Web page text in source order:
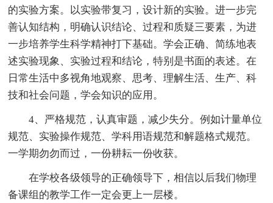
的实验方案。以实验带复习，设计新的实验。进一步完
善认知结构，明确认识结论、过程和质疑三要素，为进
一步培养学生科学精神打下基础。学会正确、简练地表
述实验现象、实验过程和结论，特别是书面的表述。在
日常生活中多视角地观察、思考、理解生活、生产、科
技和社会问题，学会知识的应用。
4、严格规范，认真审题，减少失分。例如计量单位
规范、实验操作规范、学科用语规范和解题格式规范。
一学期勿勿而过，一份耕耘一份收获。
在学校各级领导的正确领导下，相信以后我们物理
备课组的教学工作一定会更上一层楼。